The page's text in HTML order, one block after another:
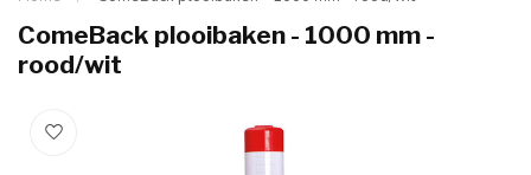
ComeBack plooibaken - 1000 mm -
rood/wit